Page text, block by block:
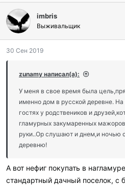
imbris
Выживальщик
30 Сен 2019
zunamy написал(а):
У меня в свое время была
именно дом в русской деревне.
гостях у родствеников и
гламурных закумаренных
руки..Ор слушают и днем,и ночью
деревню!
А вот нефиг покупать в
стандартный дачный поселок, с